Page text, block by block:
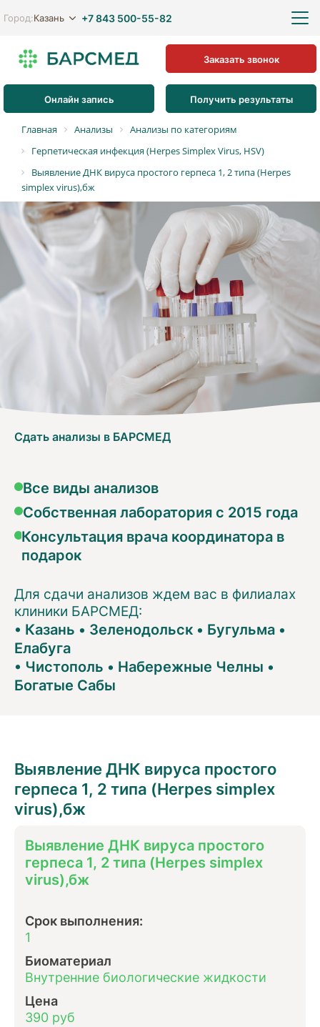
Город:Казань +7 843 500-55-82
Онлайн запись Получить результаты
Заказать звонок
Главная Анализы
Анализы по категориям
Герпетическая инфекция (Herpes Simplex Virus, HSV)
Выявление ДНК вируса простого герпеса 1, 2 типа (Herpes
simplex virus),бж
Сдать анализы в БАРСМЕД
Все виды анализов
Собственная лаборатория с 2015 года
Консультация врача координатора в
подарок
Для сдачи анализов ждем вас в филиалах
клиники БАРСМЕД:
• Казань • Зеленодольск • Бугульма •
Елабуга
• Чистополь • Набережные Челны •
Богатые Сабы
Выявление ДНК вируса простого
герпеса 1, 2 типа (Herpes simplex
virus),бж
Выявление ДНК вируса простого
герпеса 1, 2 типа (Herpes simplex
virus),бж
Срок выполнения:
1
Биоматериал
Внутренние биологические жидкости
Цена
390 руб